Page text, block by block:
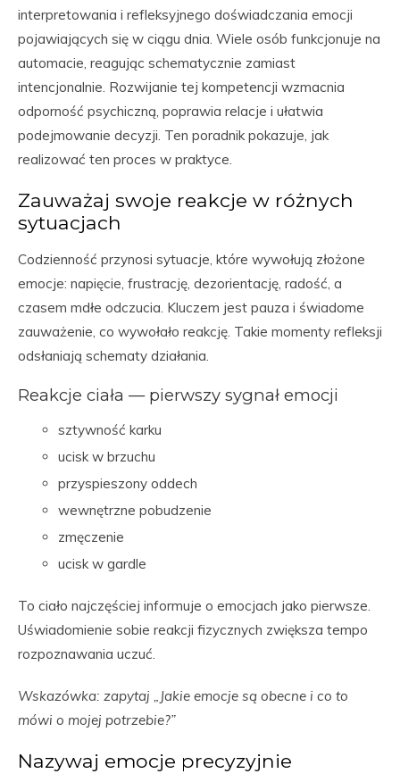
interpretowania i refleksyjnego doświadczania emocji
pojawiających się w ciągu dnia. Wiele osób funkcjonuje na
automacie, reagując schematycznie zamiast
intencjonalnie. Rozwijanie tej kompetencji wzmacnia
odporność psychiczną, poprawia relacje i ułatwia
podejmowanie decyzji. Ten poradnik pokazuje, jak
realizować ten proces w praktyce.
Zauważaj swoje reakcje w różnych
sytuacjach
Codzienność przynosi sytuacje, które wywołują złożone
emocje: napięcie, frustrację, dezorientację, radość, a
czasem mdłe odczucia. Kluczem jest pauza i świadome
zauważenie, co wywołało reakcję. Takie momenty refleksji
odsłaniają schematy działania.
Reakcje ciała — pierwszy sygnał emocji
sztywność karku
ucisk w brzuchu
przyspieszony oddech
wewnętrzne pobudzenie
zmęczenie
ucisk w gardle
To ciało najczęściej informuje o emocjach jako pierwsze.
Uświadomienie sobie reakcji fizycznych zwiększa tempo
rozpoznawania uczuć.
Wskazówka: zapytaj „Jakie emocje są obecne i co to
mówi o mojej potrzebie?”
Nazywaj emocje precyzyjnie